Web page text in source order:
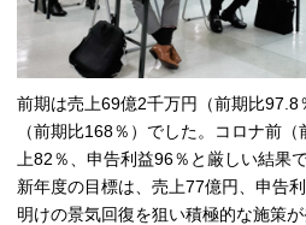
前期は売上69億2千万円（前期比97.8
（前期比168％）でした。コロナ前
上82％、申告利益96％と厳しい結果で
新年度の目標は、売上77億円、申告
明けの景気回復を狙い積極的な施策が